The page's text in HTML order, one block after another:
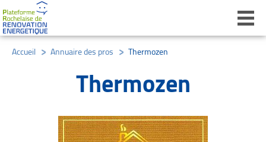
Accueil Annuaire des pros Thermozen
Thermozen